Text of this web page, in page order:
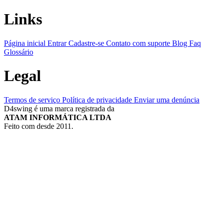
Links
Página inicial EntrarCadastre-se Contato com suporte Blog Faq
Glossário
Legal
Termos de serviço Política de privacidade Enviar uma denúncia
D4swing é uma marca registrada da
ATAM INFORMÁTICA LTDA
Feito com desde 2011.